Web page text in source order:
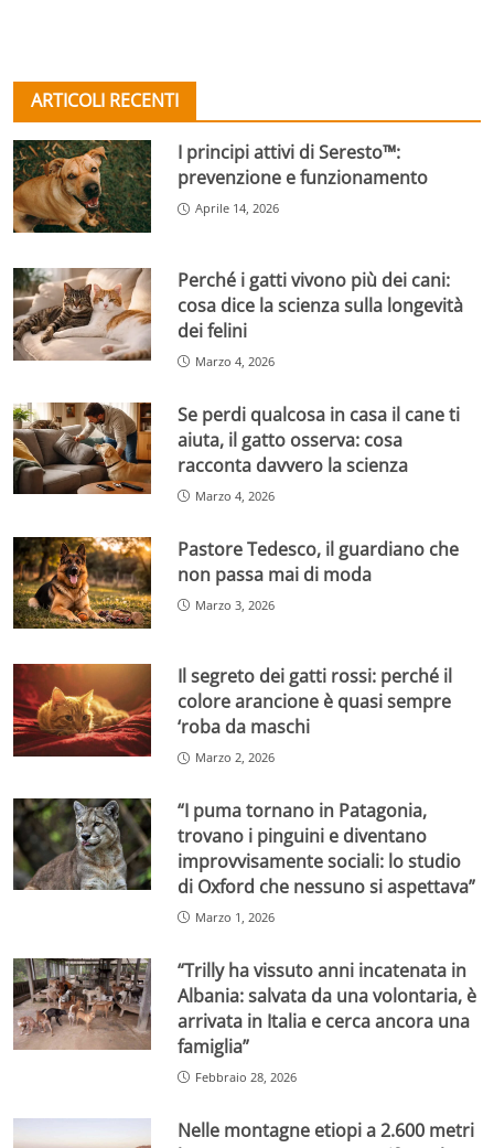
ARTICOLI RECENTI
I principi attivi di Seresto™:
prevenzione e funzionamento
Aprile 14, 2026
Perché i gatti vivono più dei cani:
cosa dice la scienza sulla longevità
dei felini
Marzo 4, 2026
Se perdi qualcosa in casa il cane ti
aiuta, il gatto osserva: cosa
racconta davvero la scienza
Marzo 4, 2026
Pastore Tedesco, il guardiano che
non passa mai di moda
Marzo 3, 2026
Il segreto dei gatti rossi: perché il
colore arancione è quasi sempre
‘roba da maschi
Marzo 2, 2026
“I puma tornano in Patagonia,
trovano i pinguini e diventano
improvvisamente sociali: lo studio
di Oxford che nessuno si aspettava”
Marzo 1, 2026
“Trilly ha vissuto anni incatenata in
Albania: salvata da una volontaria, è
arrivata in Italia e cerca ancora una
famiglia”
Febbraio 28, 2026
Nelle montagne etiopi a 2.600 metri